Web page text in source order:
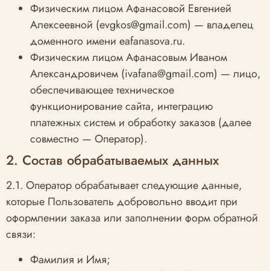
Физическим лицом Афанасовой Евгенией
Алексеевной (evgkos@gmail.com) — владелец
доменного имени eafanasova.ru.
Физическим лицом Афанасовым Иваном
Александровичем (ivafana@gmail.com) — лицо,
обеспечивающее техническое
функционирование сайта, интеграцию
платежных систем и обработку заказов (далее
совместно — Оператор).
2. Состав обрабатываемых данных
2.1. Оператор обрабатывает следующие данные,
которые Пользователь добровольно вводит при
оформлении заказа или заполнении форм обратной
связи:
Фамилия и Имя;